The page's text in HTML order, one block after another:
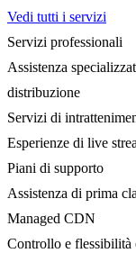
Vedi tutti i servizi
Servizi professionali
Assistenza
distribuzione
Servizi di
Esperienze di live
Piani di supporto
Assistenza di prima
Managed CDN
Controllo e flessibilità